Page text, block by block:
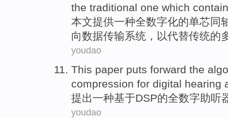
the traditional one which
本文提供一种全数字化的单芯同
向数据传输系统 ，以代替传统的
youdao
This paper puts forward the
compression for digital hearing
提出一种基于DSP的全数字助听
youdao